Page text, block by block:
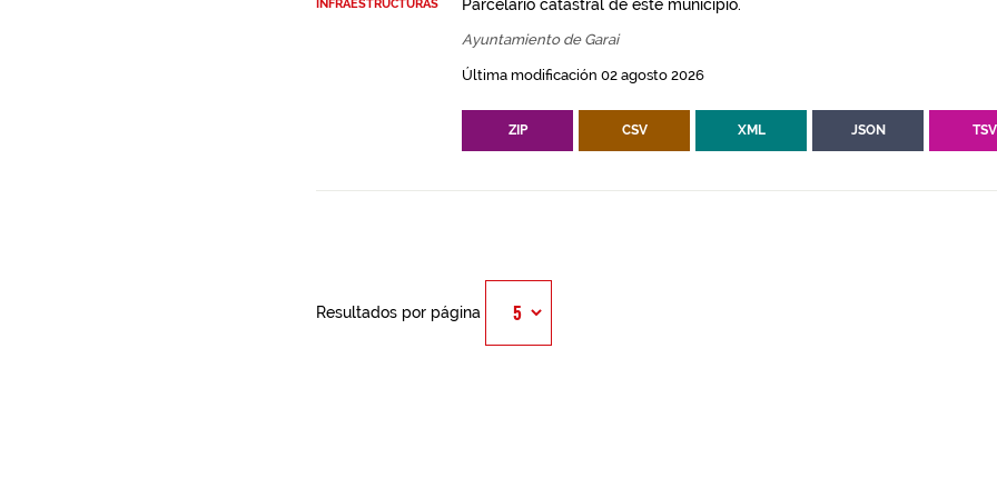
INFRAESTRUCTURAS
Parcelario catastral de este municipio.
Ayuntamiento de Garai
Última modificación 02 agosto 2026
ZIP CSV XML JSON TSV
Resultados por página